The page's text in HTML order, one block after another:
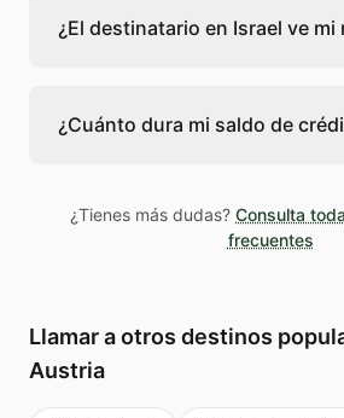
escoge el mejor
llamar a a Israel.
¿El destinatario en Israel ve mi
número de teléfono normal.
usa un número identificador
¿Cuánto dura mi saldo de
mientras tengas la cuenta
usarlos cuando los necesites
¿Tienes más dudas? Consulta
frecuentes
Llamar a otros destinos
Austria